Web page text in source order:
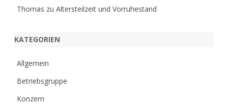
Thomas zu Altersteilzeit und Vorruhestand
KATEGORIEN
Allgemein
Betriebsgruppe
Konzern